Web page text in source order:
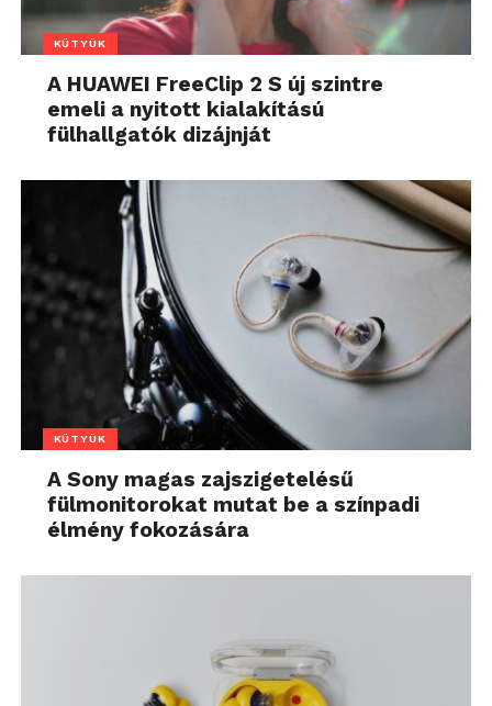
KÜTYÜK
A HUAWEI FreeClip 2 S új szintre
emeli a nyitott kialakítású
fülhallgatók dizájnját
KÜTYÜK
A Sony magas zajszigetelésű
fülmonitorokat mutat be a színpadi
élmény fokozására